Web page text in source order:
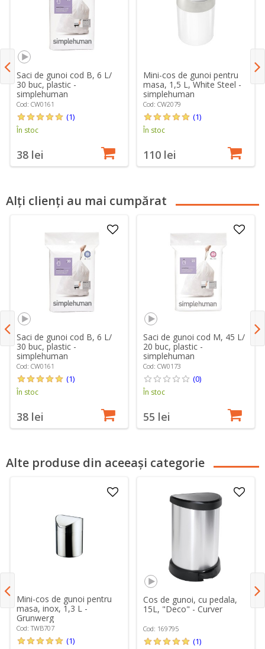
Saci de gunoi cod B, 6 L/
30 buc, plastic -
simplehuman
Cod: CW0161
(1)
În stoc
38 lei
Mini-cos de gunoi pentru
masa, 1,5 L, White Steel -
simplehuman
Cod: CW2079
(1)
În stoc
110 lei
Alți clienți au mai cumpărat
Saci de gunoi cod B, 6 L/
30 buc, plastic -
simplehuman
Cod: CW0161
(1)
În stoc
38 lei
Saci de gunoi cod M, 45 L/
20 buc, plastic -
simplehuman
Cod: CW0173
(0)
În stoc
55 lei
Alte produse din aceeași categorie
Mini-cos de gunoi pentru
masa, inox, 1,3 L -
Grunwerg
Cod: TWB707
(1)
Cos de gunoi, cu pedala,
15L, "Deco" - Curver
Cod: 169795
(1)